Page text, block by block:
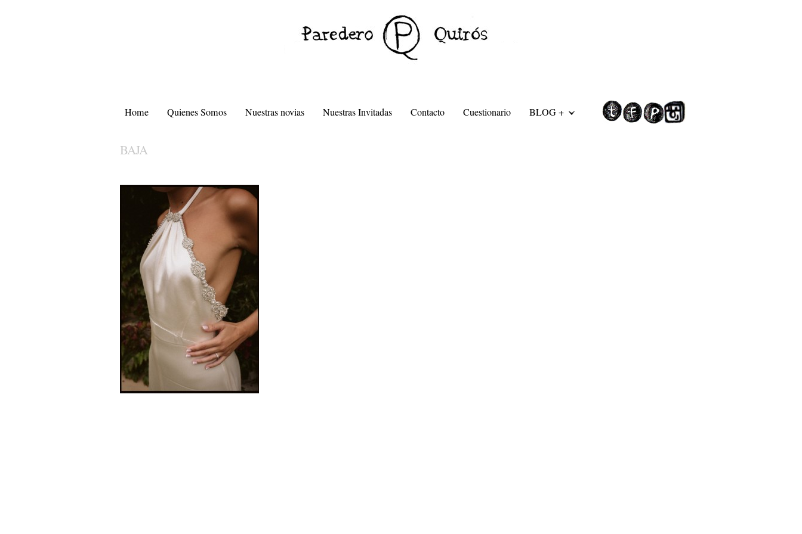
Home Quienes Somos Nuestras novias Nuestras Invitadas Contacto Cuestionario BLOG +
BAJA